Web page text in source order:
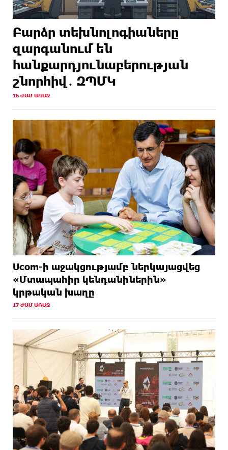
Բարձր տեխնոլոգիաները
զարգանում են
հանքարդյունաբերության
շնորհիվ․ ԶՊՄԿ
16 ԺԱՄ ԱՌԱՋ
Ucom-ի աջակցությամբ ներկայացվեց
«Մտապահիր կենդանիներին»
կրթական խաղը
17 ԺԱՄ ԱՌԱՋ